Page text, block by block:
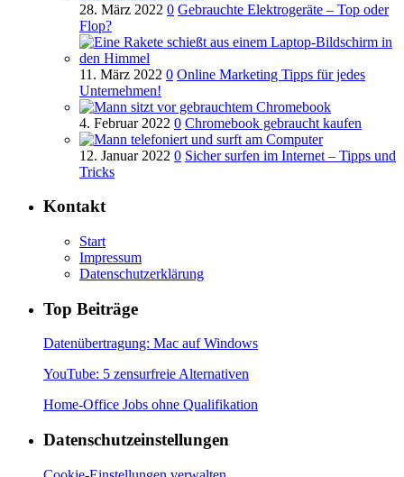
28. März 2022 0 Gebrauchte Elektrogeräte – Top oder
Flop?
11. März 2022 0 Online Marketing Tipps für jedes
Unternehmen!
4. Februar 2022 0 Chromebook gebraucht kaufen
12. Januar 2022 0 Sicher surfen im Internet – Tipps und
Tricks
Kontakt
Start
Impressum
Datenschutzerklärung
Top Beiträge
Datenübertragung: Mac auf Windows
YouTube: 5 zensurfreie Alternativen
Home-Office Jobs ohne Qualifikation
Datenschutzeinstellungen